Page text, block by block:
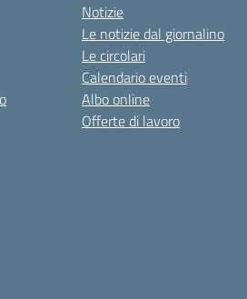
Notizie
Le notizie dal giornalino
Le circolari
Calendario eventi
Albo online
Offerte di lavoro